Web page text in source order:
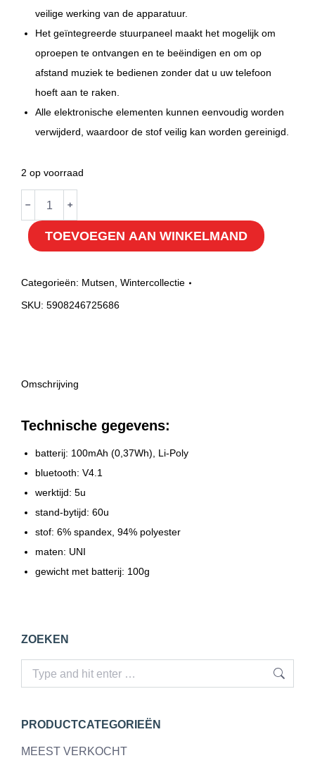
veilige werking van de apparatuur.
Het geïntegreerde stuurpaneel maakt het mogelijk om
oproepen te ontvangen en te beëindigen en om op
afstand muziek te bedienen zonder dat u uw telefoon
hoeft aan te raken.
Alle elektronische elementen kunnen eenvoudig worden
verwijderd, waardoor de stof veilig kan worden gereinigd.
2 op voorraad
met
bluetooth-
hoeveelheid
﹣ ﹢
TOEVOEGEN AAN WINKELMAND
Categorieën: Mutsen Wintercollectie
SKU: 5908246725686
Omschrijving
Technische gegevens:
batterij: 100mAh (0,37Wh), Li-Poly
bluetooth: V4.1
werktijd: 5u
stand-bytijd: 60u
stof: 6% spandex, 94% polyester
maten: UNI
gewicht met batterij: 100g
ZOEKEN
PRODUCTCATEGORIEËN
MEEST VERKOCHT